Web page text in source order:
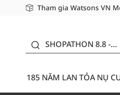
Tham gia Watsons VN
Miễn phí giao hàng cho
Giao hàng nhanh 24h -
SHOPATHON 8.8 -
CƯỜI - GIẢM ĐẾN
50%
185 NĂM LAN TỎA NỤ